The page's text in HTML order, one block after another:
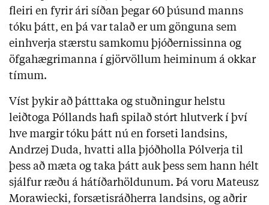
fleiri en fyrir ári síðan þegar 60 þúsund manns
tóku þátt, en þá var talað er um gönguna sem
einhverja stærstu samkomu þjóðernissinna og
öfgahægrimanna í gjörvöllum heiminum á okkar
tímum.
Víst þykir að þátttaka og stuðningur helstu
leiðtoga Póllands hafi spilað stórt hlutverk í því
hve margir tóku þátt nú en forseti landsins,
Andrzej Duda, hvatti alla þjóðholla Pólverja til
þess að mæta og taka þátt auk þess sem hann hélt
sjálfur ræðu á hátíðarhöldunum. Þá voru Mateusz
Morawiecki, forsætisráðherra landsins, og aðrir